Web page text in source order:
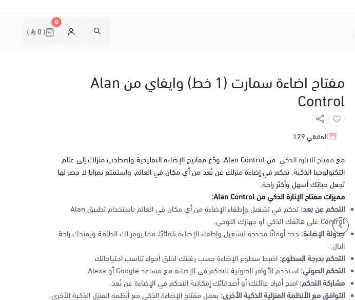
0
0
مفتاح اضاءة سمارت (1 خط) وايفاي من Alan
Control
المتبقي129
معمفتاح الانارة الذكي
من Alan Control، ودّع مفاتيح الإضاءة التقليدية واصطحب منزلك إلى عالم
التكنولوجيا الذكية. تحكم في إضاءة منزلك عن بُعد من أي مكان في العالم، واستمتع بمزايا لا حصر لها
تجعل حياتك أسهل وأكثر راحة.
مميزات مفتاح الإنارة الذكي من Alan Control:
التحكم عن بعد:
تحكم في تشغيل وإطفاء الإضاءة من أي مكان في العالم باستخدام تطبيق Alan
Control على هاتفك الذكي أو جهازك اللوحي.
جدولة الإضاءة: حدد أوقاتًا محددة لتشغيل وإطفاء الإضاءة تلقائيًا، مما يوفر لك الطاقة ويمنحك راحة
البال.
التحكم بدرجة السطوع: اضبط سطوع الإضاءة حسب رغبتك لخلق أجواء تناسب احتياجاتك.
التحكم الصوتي: استخدم الأوامر الصوتية للتحكم في الإضاءة مع مساعد Google أو Alexa.
مشاركة التحكم: امنح أفراد عائلتك أو أصدقائك إمكانية التحكم في الإضاءة عن بُعد.
التوافق مع الأنظمة المنزلية الذكية الأخرى: يعمل مفتاح الإضاءة الذكي مع أنظمة المنزل الذكية الأخرى